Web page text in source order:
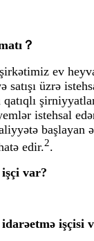
？
ev
satışı üzrə
istehsal
başlayan
edir.2.
var?
işçisi